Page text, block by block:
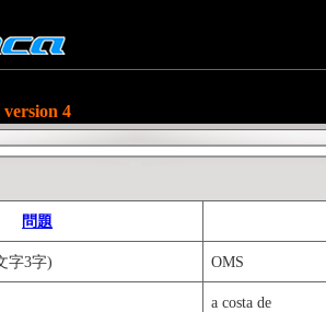
version 4
問題
字3字) OMS
a costa de